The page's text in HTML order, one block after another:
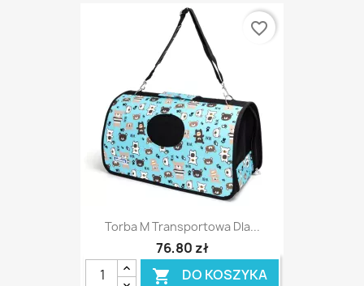
Torba M Transportowa Dla...
76,80 zł
 DO KOSZYKA
favorite_border